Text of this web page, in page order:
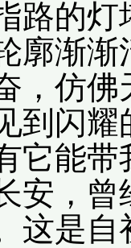
路的
廓渐
，仿
到闪
它能
安，
这是